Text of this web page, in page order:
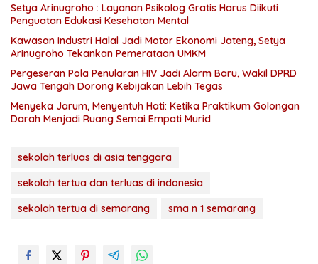
Setya Arinugroho : Layanan Psikolog Gratis Harus Diikuti
Penguatan Edukasi Kesehatan Mental
Kawasan Industri Halal Jadi Motor Ekonomi Jateng, Setya
Arinugroho Tekankan Pemerataan UMKM
Pergeseran Pola Penularan HIV Jadi Alarm Baru, Wakil DPRD
Jawa Tengah Dorong Kebijakan Lebih Tegas
Menyeka Jarum, Menyentuh Hati: Ketika Praktikum Golongan
Darah Menjadi Ruang Semai Empati Murid
sekolah terluas di asia tenggara
sekolah tertua dan terluas di indonesia
sekolah tertua di semarang
sma n 1 semarang